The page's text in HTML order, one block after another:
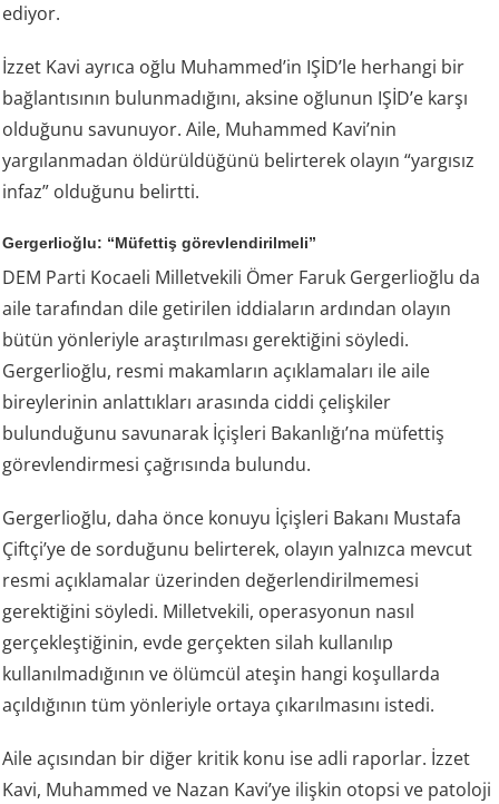
ediyor.
İzzet Kavi ayrıca oğlu Muhammed’in IŞİD’le herhangi bir
bağlantısının bulunmadığını, aksine oğlunun IŞİD’e karşı
olduğunu savunuyor. Aile, Muhammed Kavi’nin
yargılanmadan öldürüldüğünü belirterek olayın “yargısız
infaz” olduğunu belirtti.
Gergerlioğlu: “Müfettiş görevlendirilmeli”
DEM Parti Kocaeli Milletvekili Ömer Faruk Gergerlioğlu da
aile tarafından dile getirilen iddiaların ardından olayın
bütün yönleriyle araştırılması gerektiğini söyledi.
Gergerlioğlu, resmi makamların açıklamaları ile aile
bireylerinin anlattıkları arasında ciddi çelişkiler
bulunduğunu savunarak İçişleri Bakanlığı’na müfettiş
görevlendirmesi çağrısında bulundu.
Gergerlioğlu, daha önce konuyu İçişleri Bakanı Mustafa
Çiftçi’ye de sorduğunu belirterek, olayın yalnızca mevcut
resmi açıklamalar üzerinden değerlendirilmemesi
gerektiğini söyledi. Milletvekili, operasyonun nasıl
gerçekleştiğinin, evde gerçekten silah kullanılıp
kullanılmadığının ve ölümcül ateşin hangi koşullarda
açıldığının tüm yönleriyle ortaya çıkarılmasını istedi.
Aile açısından bir diğer kritik konu ise adli raporlar. İzzet
Kavi, Muhammed ve Nazan Kavi’ye ilişkin otopsi ve patoloji